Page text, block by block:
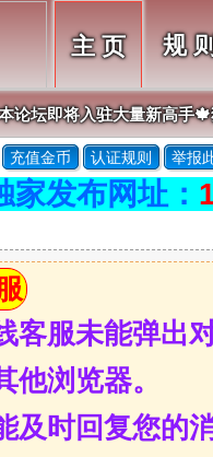
主 页 规 则
论坛即将入驻大量新高手
充值金币 认证规则 举报
发布网址：
客服未能弹出
他浏览器。
及时回复您的